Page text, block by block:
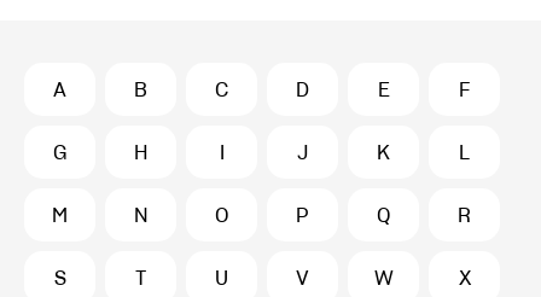
A B C D E F
G H I J K L
M N O P Q R
S T U V W X